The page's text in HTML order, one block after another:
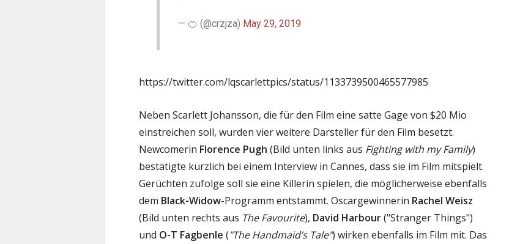
— 🍊 (@crzjza) May 29, 2019
https://twitter.com/lqscarlettpics/status/1133739500465577985
Neben Scarlett Johansson, die für den Film eine satte Gage von $20 Mio
einstreichen soll, wurden vier weitere Darsteller für den Film besetzt.
Newcomerin Florence Pugh (Bild unten links aus Fighting with my Family)
bestätigte kürzlich bei einem Interview in Cannes, dass sie im Film mitspielt.
Gerüchten zufolge soll sie eine Killerin spielen, die möglicherweise ebenfalls
dem Black-Widow-Programm entstammt. Oscargewinnerin Rachel Weisz
(Bild unten rechts aus The Favourite), David Harbour("Stranger Things")
und O-T Fagbenle ("The Handmaid’s Tale") wirken ebenfalls im Film mit. Das